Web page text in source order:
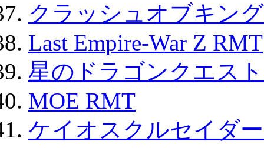
クラッシュオブキン
Last Empire-War Z RMT
星のドラゴンクエス
MOE RMT
ケイオスクルセイダ